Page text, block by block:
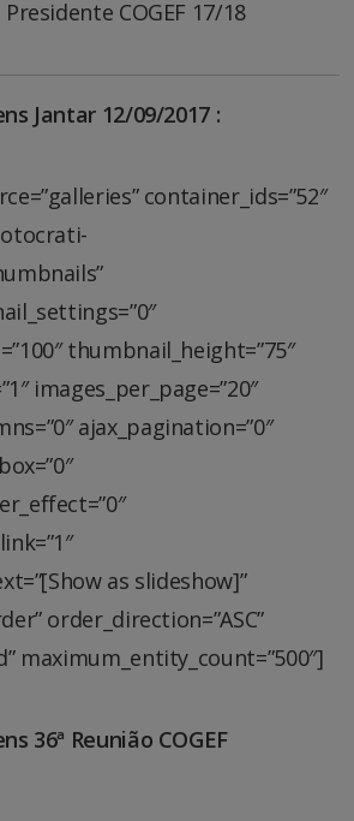
COGEF 17/18
Jantar 12/09/2017 :
container_ids=”52″
thumbnail_height=”75″
images_per_page=”20″
ajax_pagination=”0″
as slideshow]”
order_direction=”ASC”
maximum_entity_count=”500″]
36ª Reunião COGEF